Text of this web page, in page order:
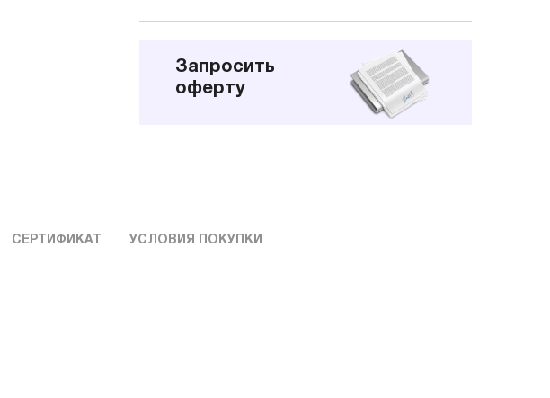
Запросить
оферту
СЕРТИФИКАТ УСЛОВИЯ ПОКУПКИ